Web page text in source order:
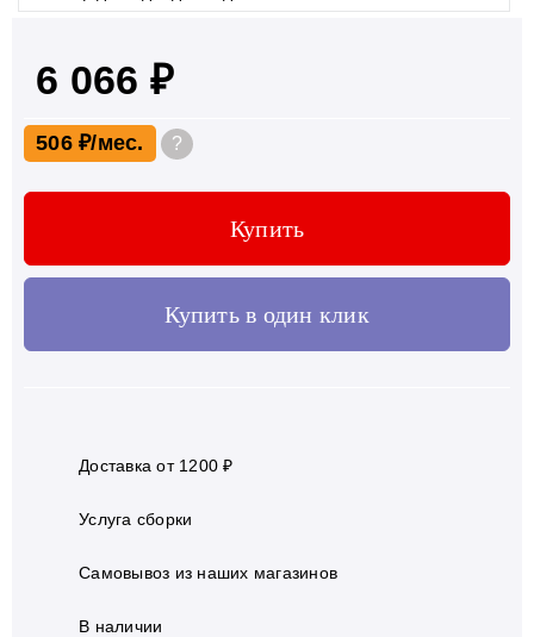
6 066 ₽
506 ₽ ?
Купить
Купить в один клик
Доставка от 1200 ₽
Услуга сборки
Самовывоз из наших магазинов
В наличии